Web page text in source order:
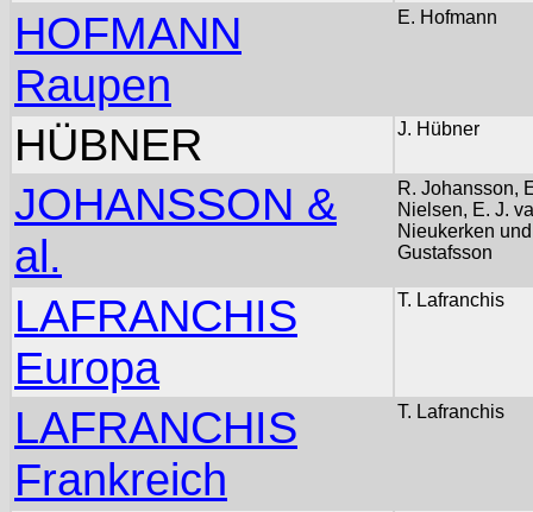
HOFMANN
Raupen
E. Hofmann
HÜBNER J. Hübner
JOHANSSON &
al.
R. Johansson,
Nielsen, E. J.
Nieukerken
Gustafsson
LAFRANCHIS
Europa
T. Lafranchis
LAFRANCHIS
Frankreich
T. Lafranchis